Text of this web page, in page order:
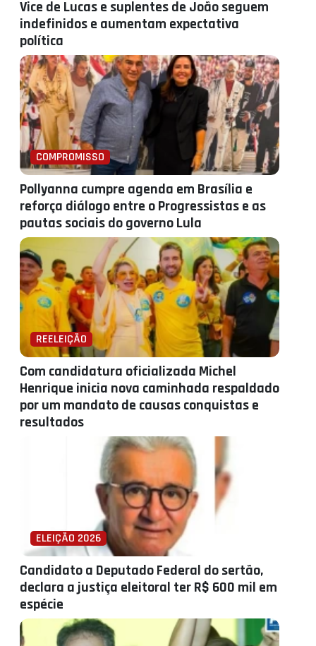
Vice de Lucas e suplentes de João seguem
indefinidos e aumentam expectativa
política
COMPROMISSO
Pollyanna cumpre agenda em Brasília e
reforça diálogo entre o Progressistas e as
pautas sociais do governo Lula
REELEIÇÃO
Com candidatura oficializada Michel
Henrique inicia nova caminhada respaldado
por um mandato de causas conquistas e
resultados
ELEIÇÃO 2026
Candidato a Deputado Federal do sertão,
declara a justiça eleitoral ter R$ 600 mil em
espécie